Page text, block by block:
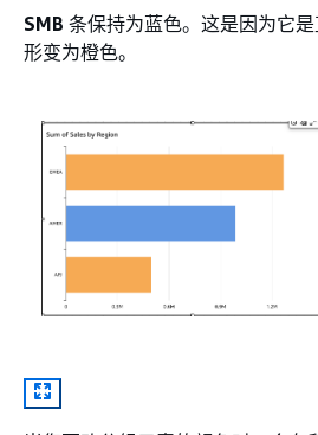
SMB 条保持为蓝色。这是因为它
形变为橙色。